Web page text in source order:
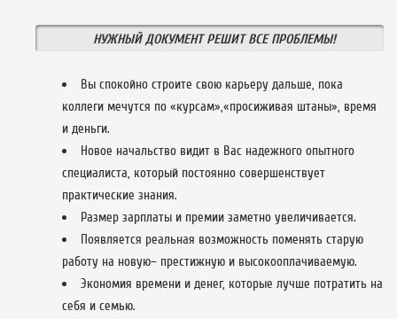
НУЖНЫЙ ДОКУМЕНТ РЕШИТ ВСЕ ПРОБЛЕМЫ!
Вы спокойно строите свою карьеру дальше, пока
коллеги мечутся по «курсам»,«просиживая штаны», время
и деньги.
Новое начальство видит в Вас надежного опытного
специалиста, который постоянно совершенствует
практические знания.
Размер зарплаты и премии заметно увеличивается.
Появляется реальная возможность поменять старую
работу на новую– престижную и высокооплачиваемую.
Экономия времени и денег, которые лучше потратить на
себя и семью.